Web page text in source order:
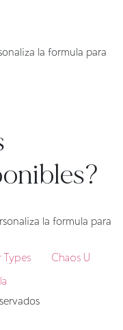
la formula para
la formula para
Types
Chaos U